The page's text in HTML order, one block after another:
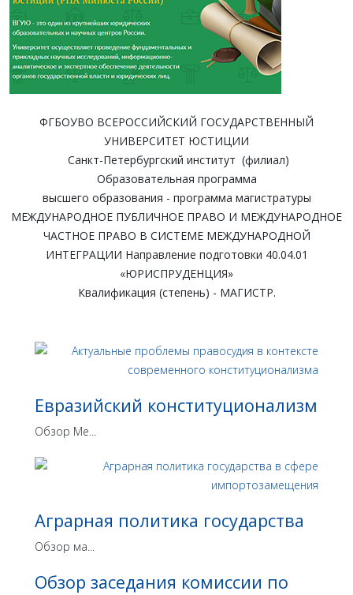
ФГБОУВО ВСЕРОССИЙСКИЙ ГОСУДАРСТВЕННЫЙ
УНИВЕРСИТЕТ ЮСТИЦИИ
Санкт-Петербургский институт (филиал)
Образовательная программа
высшего образования - программа магистратуры
МЕЖДУНАРОДНОЕ ПУБЛИЧНОЕ ПРАВО И МЕЖДУНАРОДНОЕ
ЧАСТНОЕ ПРАВО В СИСТЕМЕ МЕЖДУНАРОДНОЙ
ИНТЕГРАЦИИ Направление подготовки 40.04.01
«ЮРИСПРУДЕНЦИЯ»
Квалификация (степень) - МАГИСТР.
Евразийский конституционализм
Обзор Ме...
Аграрная политика государства
Обзор ма...
Обзор заседания комиссии по